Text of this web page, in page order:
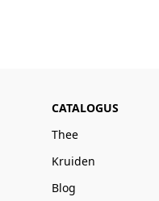
CATALOGUS
Thee
Kruiden
Blog